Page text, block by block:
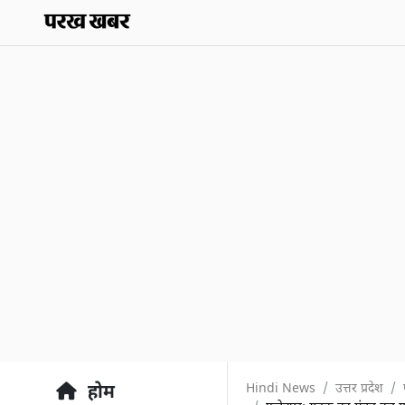
होम
Hindi News उत्तर प्रदेश